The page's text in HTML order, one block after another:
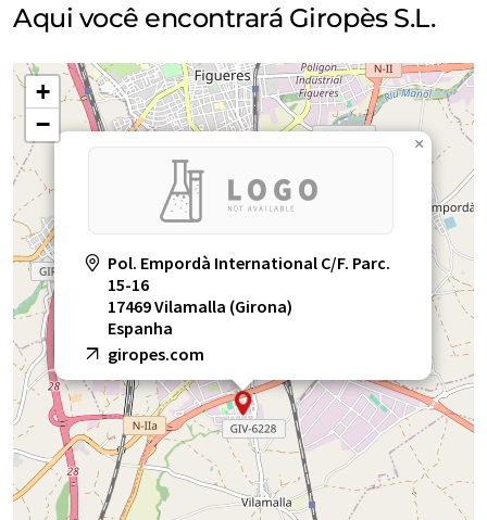
Aqui você encontrará Giropès S.L.
Pol. Empordà International C/F. Parc.
15-16
17469 Vilamalla (Girona)
Espanha
giropes.com
×
+
−